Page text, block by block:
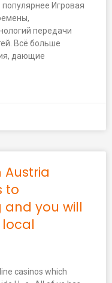
Игровая
передачи
Всё больше
дающие
Austria
to
you will
local
casinos which